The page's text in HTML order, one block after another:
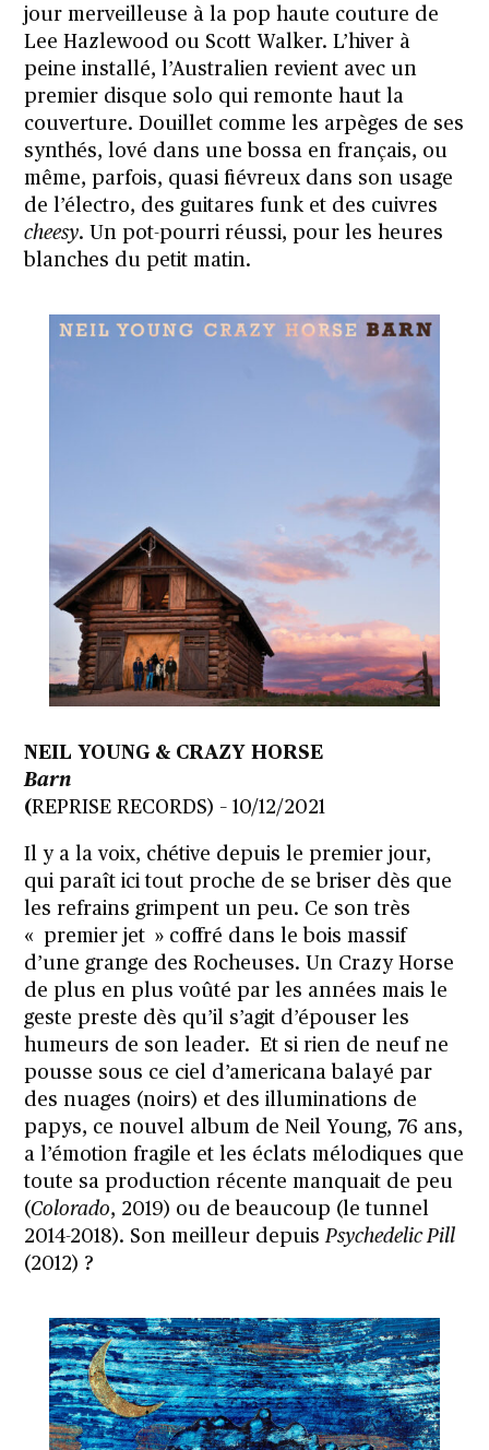
jour merveilleuse à la pop haute couture de
Lee Hazlewood ou Scott Walker. L’hiver à
peine installé, l’Australien revient avec un
premier disque solo qui remonte haut la
couverture. Douillet comme les arpèges de ses
synthés, lové dans une bossa en français, ou
même, parfois, quasi fiévreux dans son usage
de l’électro, des guitares funk et des cuivres
cheesy. Un pot-pourri réussi, pour les heures
blanches du petit matin.
NEIL YOUNG & CRAZY HORSE
Barn
(REPRISE RECORDS) – 10/12/2021
Il y a la voix, chétive depuis le premier jour,
qui paraît ici tout proche de se briser dès que
les refrains grimpent un peu. Ce son très
« premier jet » coffré dans le bois massif
d’une grange des Rocheuses. Un Crazy Horse
de plus en plus voûté par les années mais le
geste preste dès qu’il s’agit d’épouser les
humeurs de son leader. Et si rien de neuf ne
pousse sous ce ciel d’americana balayé par
des nuages (noirs) et des illuminations de
papys, ce nouvel album de Neil Young, 76 ans,
a l’émotion fragile et les éclats mélodiques que
toute sa production récente manquait de peu
(Colorado, 2019) ou de beaucoup (le tunnel
2014-2018). Son meilleur depuisPsychedelic Pill
(2012) ?